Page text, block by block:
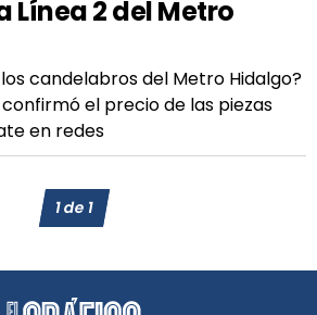
Línea 2 del Metro
candelabros del Metro Hidalgo?
el precio de las piezas
en redes
1de1